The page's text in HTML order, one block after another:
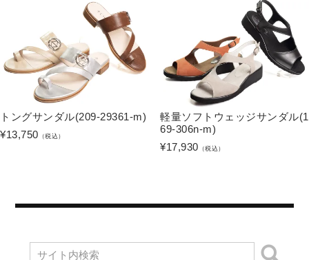
トングサンダル(209-29361-m)
¥13,750 （税込）
軽量ソフトウェッジサンダル(1
69-306n-m)
¥17,930 （税込）